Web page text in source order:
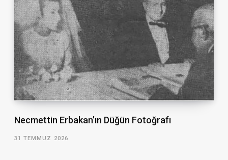
Necmettin Erbakan’ın Düğün Fotoğrafı
31 TEMMUZ 2026